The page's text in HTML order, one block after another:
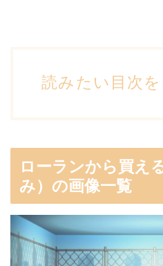
読みたい目次
ローランから買え
み）の画像一覧